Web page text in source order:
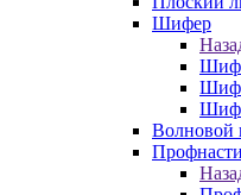
Шифер
Волновой